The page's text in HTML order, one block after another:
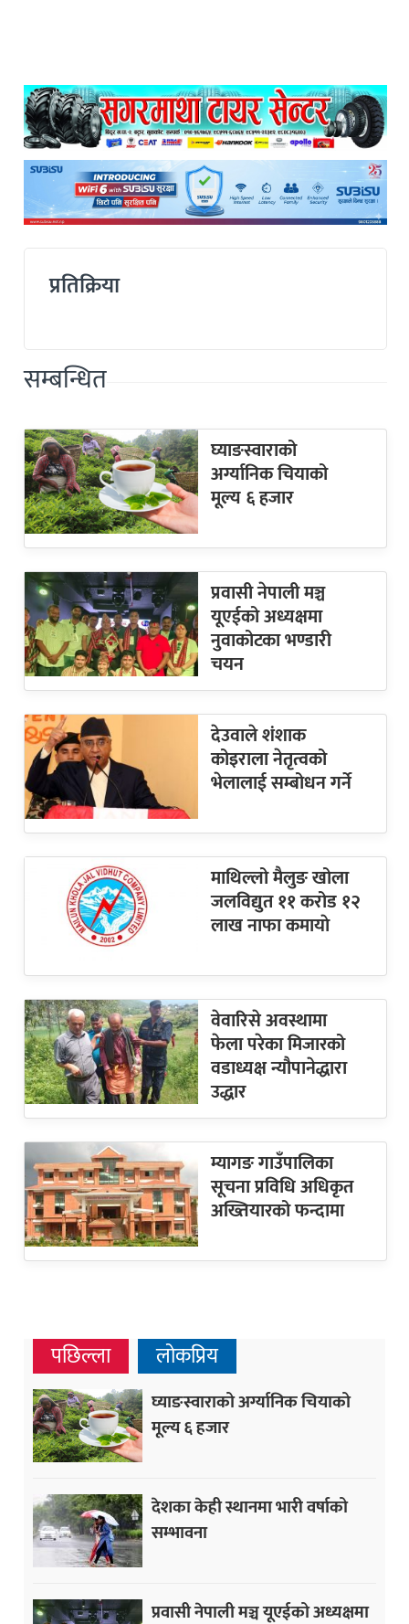
प्रतिक्रिया
सम्बन्धित
घ्याङस्वाराको
अर्ग्यानिक चियाको
मूल्य ६ हजार
प्रवासी नेपाली मञ्च
यूएईको अध्यक्षमा
नुवाकोटका भण्डारी
चयन
देउवाले शंशाक
कोइराला नेतृत्वको
भेलालाई सम्बोधन गर्ने
माथिल्लो मैलुङ खोला
जलविद्युत ११ करोड १२
लाख नाफा कमायाे
वेवारिसे अवस्थामा
फेला परेका मिजारको
वडाध्यक्ष न्यौपानेद्धारा
उद्धार
म्यागङ गाउँपालिका
सूचना प्रविधि अधिकृत
अख्तियारको फन्दामा
पछिल्ला लोकप्रिय
घ्याङस्वाराको अर्ग्यानिक चियाको
मूल्य ६ हजार
देशका केही स्थानमा भारी वर्षाको
सम्भावना
प्रवासी नेपाली मञ्च यूएईको अध्यक्षमा